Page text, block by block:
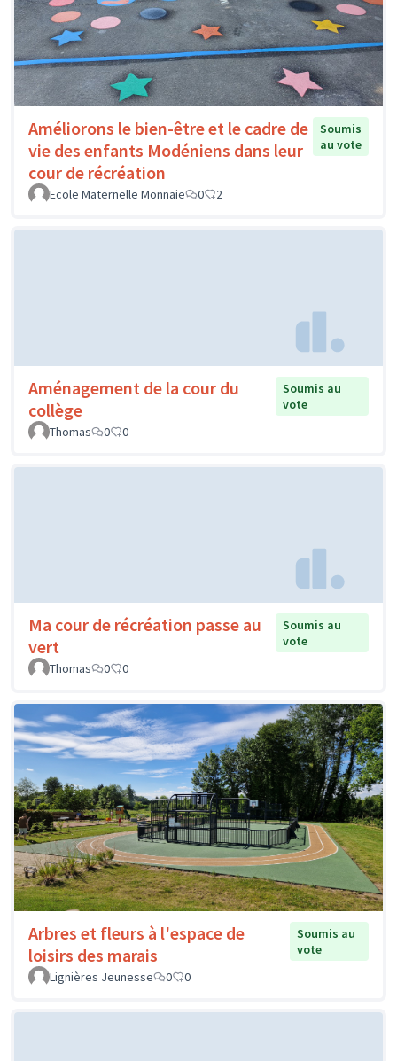
Améliorons le bien-être et le cadre de
vie des enfants Modéniens dans leur
cour de récréation
Soumis
au vote
Ecole Maternelle Monnaie 0 2
Aménagement de la cour du
collège
Soumis au
vote
Thomas
0 0
Ma cour de récréation passe au
vert
Soumis au
vote
Thomas
0 0
Arbres et fleurs à l'espace de
loisirs des marais
Soumis au
vote
Lignières Jeunesse
0 0